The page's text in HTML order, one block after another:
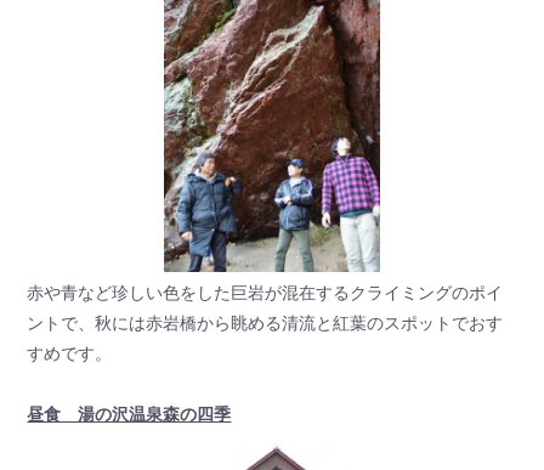
赤や青など珍しい色をした巨岩が混在するクライミングのポイ
ントで、秋には赤岩橋から眺める清流と紅葉のスポットでおす
すめです。
昼食 湯の沢温泉森の四季